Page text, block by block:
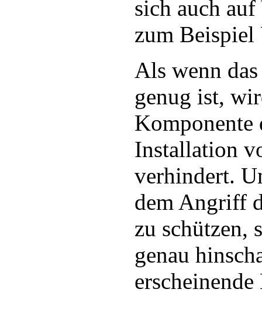
sich auch
zum Beispiel
Als wenn
genug ist,
Komponente
Installation
verhindert.
dem Angriff
zu schützen,
genau